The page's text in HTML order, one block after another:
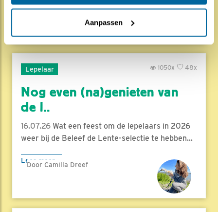
Aanpassen
Lees meer
Door Louis van Oort
Lepelaar 48x
1050x
Nog even (na)genieten van
de l..
16.07.26 Wat een feest om de lepelaars in 2026
weer bij de Beleef de Lente-selectie te hebben...
Lees meer
Door Camilla Dreef